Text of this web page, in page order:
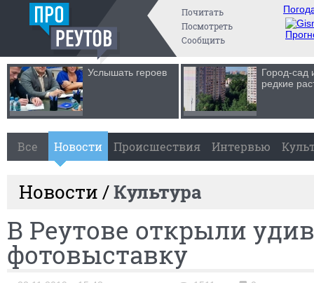
Почитать
Посмотреть
Сообщить
Услышать героев
Город-сад
редкие
Все Новости Происшествия Интервью
Новости /Культура
В Реутове открыли
фотовыставку